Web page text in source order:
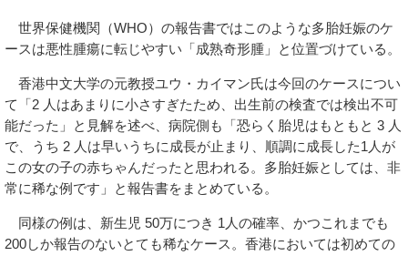
世界保健機関（WHO）の報告書ではこのような多胎妊娠のケ
ースは悪性腫瘍に転じやすい「成熟奇形腫」と位置づけている。
香港中文大学の元教授ユウ・カイマン氏は今回のケースについ
て「2 人はあまりに小さすぎたため、出生前の検査では検出不可
能だった」と見解を述べ、病院側も「恐らく胎児はもともと 3 人
で、うち 2 人は早いうちに成長が止まり、順調に成長した1人が
この女の子の赤ちゃんだったと思われる。多胎妊娠としては、非
常に稀な例です」と報告書をまとめている。
同様の例は、新生児 50万につき 1人の確率、かつこれまでも
200しか報告のないとても稀なケース。香港においては初めての